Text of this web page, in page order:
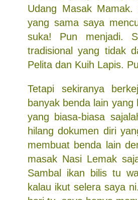
Udang Masak
yang sama saya
suka! Pun menjadi.
tradisional yang tidak
Pelita dan Kuih Lapis.
Tetapi sekiranya
banyak benda lain
yang biasa-biasa
hilang dokumen diri
membuat benda lain
masak Nasi Lemak
Sambal ikan bilis tu
kalau ikut selera saya